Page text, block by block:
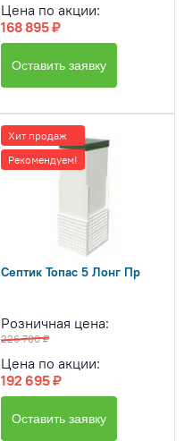
Цена по акции:
168 895 ₽
Оставить заявку
Хит продаж
Рекомендуем!
Септик Топас 5 Лонг Пр
Розничная цена:
226 700 ₽
Цена по акции:
192 695 ₽
Оставить заявку